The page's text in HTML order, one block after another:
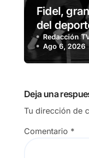
Fidel,
del
Redacción
Ago 6, 2026
Deja una
Tu dirección de
Comentario *